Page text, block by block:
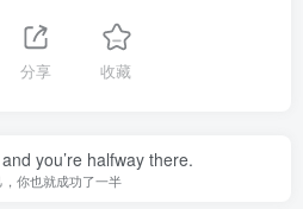
分享 收藏
you’re halfway there.
你也就成功了一半